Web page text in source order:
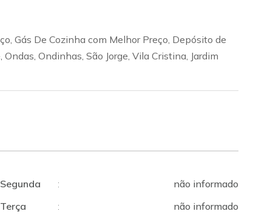
Gás De Cozinha com Melhor Preço, Depósito de
Ondinhas, São Jorge, Vila Cristina, Jardim
Segunda :
não informado
Terça
:
não informado